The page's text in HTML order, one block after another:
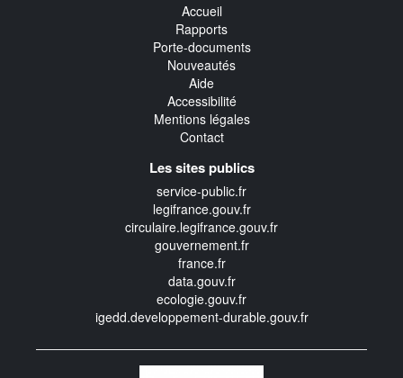
Accueil
Rapports
Porte-documents
Nouveautés
Aide
Accessibilité
Mentions légales
Contact
Les sites publics
service-public.fr
legifrance.gouv.fr
circulaire.legifrance.gouv.fr
gouvernement.fr
france.fr
data.gouv.fr
ecologie.gouv.fr
igedd.developpement-durable.gouv.fr